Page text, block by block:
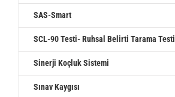
SAS-Smart
SCL-90 Testi- Ruhsal Belirti Tarama Testi
Sinerji Koçluk Sistemi
Sınav Kaygısı